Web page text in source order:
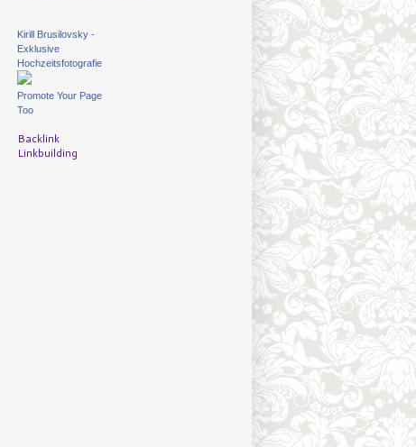
Kirill Brusilovsky -
Exklusive
Hochzeitsfotografie
Promote Your Page
Too
Backlink
Linkbuilding